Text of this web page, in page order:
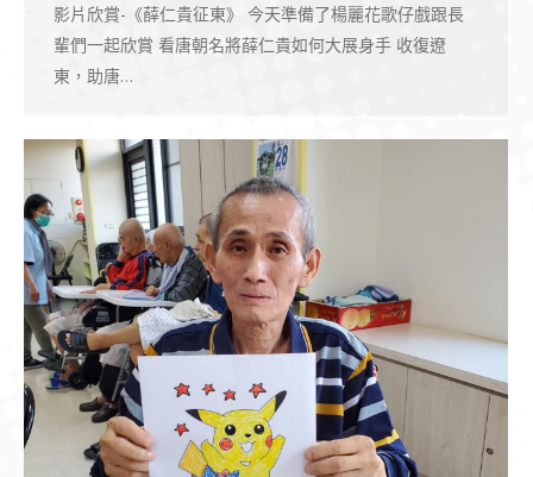
影片欣賞-《薛仁貴征東》 今天準備了楊麗花歌仔戲跟長
輩們一起欣賞 看唐朝名將薛仁貴如何大展身手 收復遼
東，助唐…